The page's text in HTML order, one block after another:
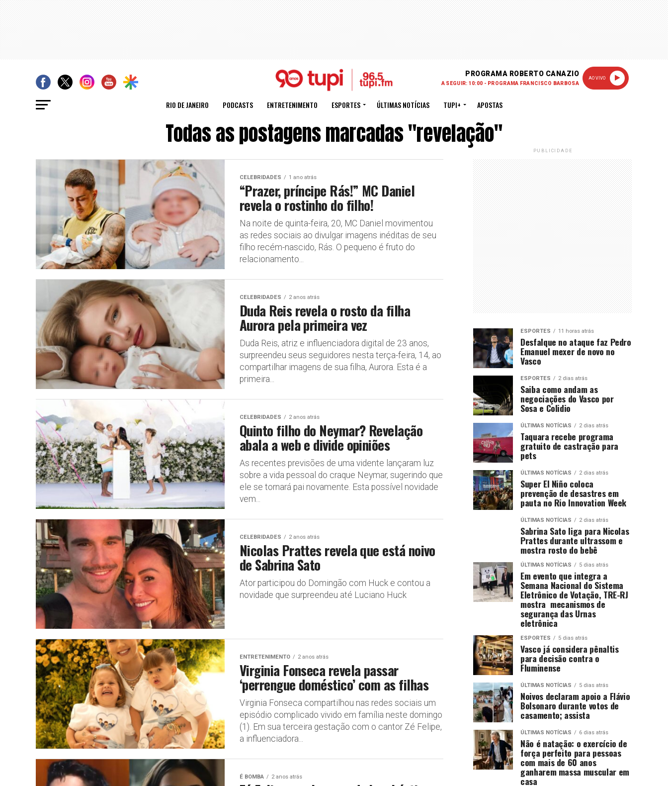
PROGRAMA ROBERTO CANAZIO
A SEGUIR: 10:00 - PROGRAMA FRANCISCO BARBOSA
AO VIVO
RIO DE JANEIRO PODCASTS ENTRETENIMENTO ESPORTES ÚLTIMAS NOTÍCIAS TUPI+ APOSTAS
Todas as postagens marcadas "revelação"
CELEBRIDADES 1 ano atrás
“Prazer, príncipe Rás!” MC Daniel
revela o rostinho do filho!
Na noite de quinta-feira, 20, MC Daniel movimentou
as redes sociais ao divulgar imagens inéditas de seu
filho recém-nascido, Rás. O pequeno é fruto do
relacionamento...
CELEBRIDADES 2 anos atrás
Duda Reis revela o rosto da filha
Aurora pela primeira vez
Duda Reis, atriz e influenciadora digital de 23 anos,
surpreendeu seus seguidores nesta terça-feira, 14, ao
compartilhar imagens de sua filha, Aurora. Esta é a
primeira...
CELEBRIDADES 2 anos atrás
Quinto filho do Neymar? Revelação
abala a web e divide opiniões
As recentes previsões de uma vidente lançaram luz
sobre a vida pessoal do craque Neymar, sugerindo que
ele se tornará pai novamente. Esta possível novidade
vem...
CELEBRIDADES 2 anos atrás
Nicolas Prattes revela que está noivo
de Sabrina Sato
Ator participou do Domingão com Huck e contou a
novidade que surpreendeu até Luciano Huck
ENTRETENIMENTO 2 anos atrás
Virginia Fonseca revela passar
‘perrengue doméstico’ com as filhas
Virginia Fonseca compartilhou nas redes sociais um
episódio complicado vivido em família neste domingo
(1). Em sua terceira gestação com o cantor Zé Felipe,
a influenciadora...
É BOMBA 2 anos atrás
PUBLICIDADE
ESPORTES 11 horas atrás
Desfalque no ataque faz Pedro
Emanuel mexer de novo no
Vasco
ESPORTES 2 dias atrás
Saiba como andam as
negociações do Vasco por
Sosa e Colidio
ÚLTIMAS NOTÍCIAS 2 dias atrás
Taquara recebe programa
gratuito de castração para
pets
ÚLTIMAS NOTÍCIAS 2 dias atrás
Super El Niño coloca
prevenção de desastres em
pauta no Rio Innovation Week
ÚLTIMAS NOTÍCIAS 2 dias atrás
Sabrina Sato liga para Nicolas
Prattes durante ultrassom e
mostra rosto do bebê
ÚLTIMAS NOTÍCIAS 5 dias atrás
Em evento que integra a
Semana Nacional do Sistema
Eletrônico de Votação, TRE-RJ
mostra mecanismos de
segurança das Urnas
eletrônica
ESPORTES 5 dias atrás
Vasco já considera pênaltis
para decisão contra o
Fluminense
ÚLTIMAS NOTÍCIAS 5 dias atrás
Noivos declaram apoio a Flávio
Bolsonaro durante votos de
casamento; assista
ÚLTIMAS NOTÍCIAS 6 dias atrás
Não é natação: o exercício de
força perfeito para pessoas
com mais de 60 anos
ganharem massa muscular em
casa